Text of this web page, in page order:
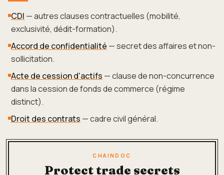
CDI — autres clauses contractuelles (mobilité,
exclusivité, dédit-formation).
Accord de confidentialité — secret des affaires et non-
sollicitation.
Acte de cession d'actifs — clause de non-concurrence
dans la cession de fonds de commerce (régime
distinct).
Droit des contrats — cadre civil général.
CHAINDOC
Protect trade secrets